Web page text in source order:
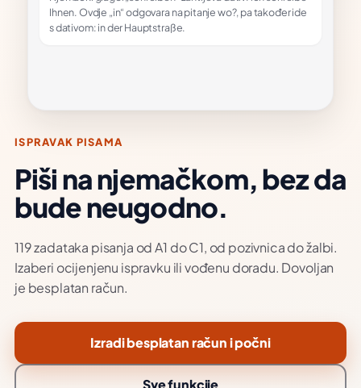
ISPRAVAK PISAMA
Piši na njemačkom, bez da
bude neugodno.
119 zadataka pisanja od A1 do C1, od pozivnica do žalbi.
Izaberi ocijenjenu ispravku ili vođenu doradu. Dovoljan
je besplatan račun.
Izradi besplatan račun i počni
Sve funkcije
Ihnen. Ovdje „in“ odgovara na pitanje wo?, pa također ide
s dativom: in der Hauptstraße.